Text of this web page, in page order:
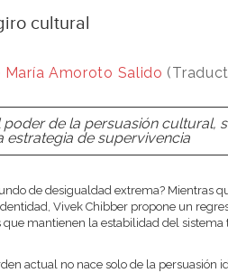
cultural
María Amoroto Salido
de la persuasión cultural,
de supervivencia
de desigualdad extrema? Mientras
Vivek Chibber propone un
mantienen la estabilidad del
actual no nace solo de la persuasión